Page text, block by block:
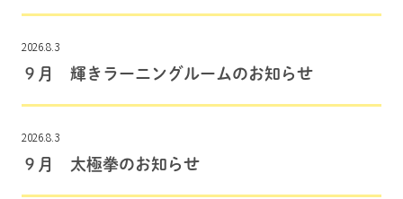
2026.8.3
９月 輝きラーニングルームのお知らせ
2026.8.3
９月 太極拳のお知らせ